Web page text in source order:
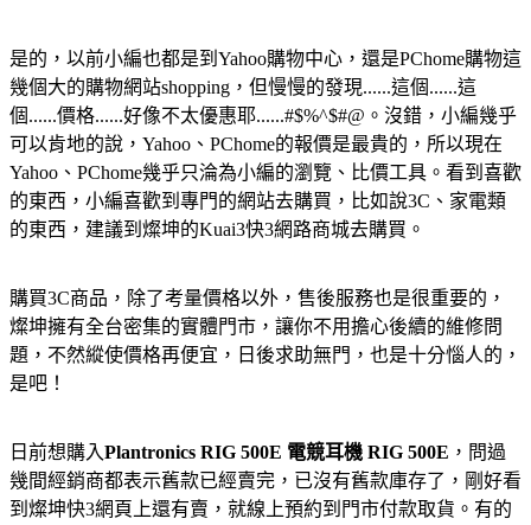
是的，以前小編也都是到Yahoo購物中心，還是PChome購物這
幾個大的購物網站shopping，但慢慢的發現......這個......這
個......價格......好像不太優惠耶......#$%^$#@。沒錯，小編幾乎
可以肯地的說，Yahoo、PChome的報價是最貴的，所以現在
Yahoo、PChome幾乎只淪為小編的瀏覽、比價工具。看到喜歡
的東西，小編喜歡到專門的網站去購買，比如說3C、家電類
的東西，建議到燦坤的Kuai3快3網路商城去購買。
購買3C商品，除了考量價格以外，售後服務也是很重要的，
燦坤擁有全台密集的實體門市，讓你不用擔心後續的維修問
題，不然縱使價格再便宜，日後求助無門，也是十分惱人的，
是吧！
日前想購入Plantronics RIG 500E 電競耳機 RIG 500E ，問過
幾間經銷商都表示舊款已經賣完，已沒有舊款庫存了，剛好看
到燦坤快3網頁上還有賣，就線上預約到門市付款取貨。有的